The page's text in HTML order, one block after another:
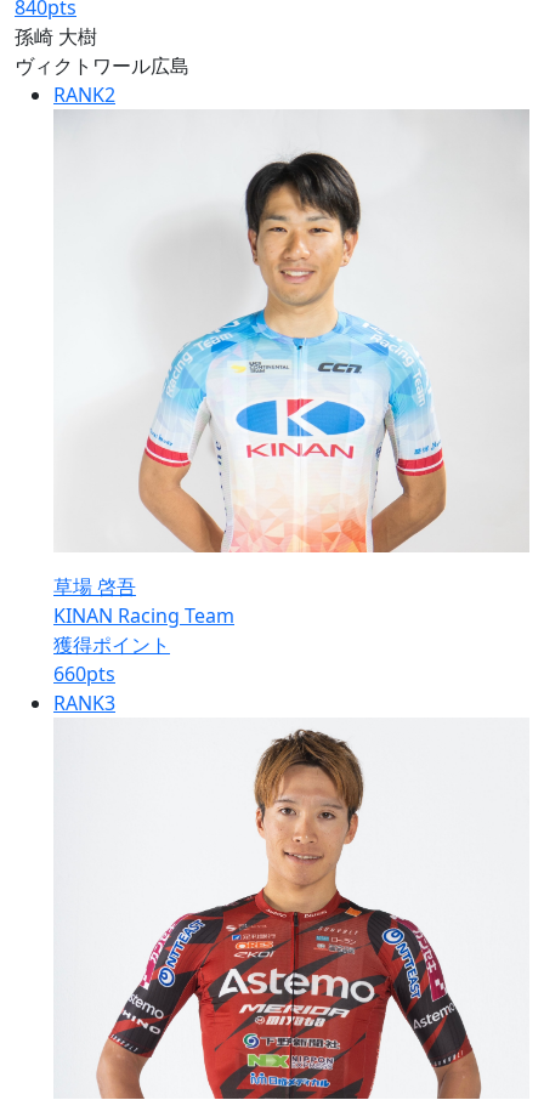
840pts
孫崎 大樹
ヴィクトワール広島
RANK2
草場 啓吾
KINAN Racing Team
獲得ポイント
660pts
RANK3